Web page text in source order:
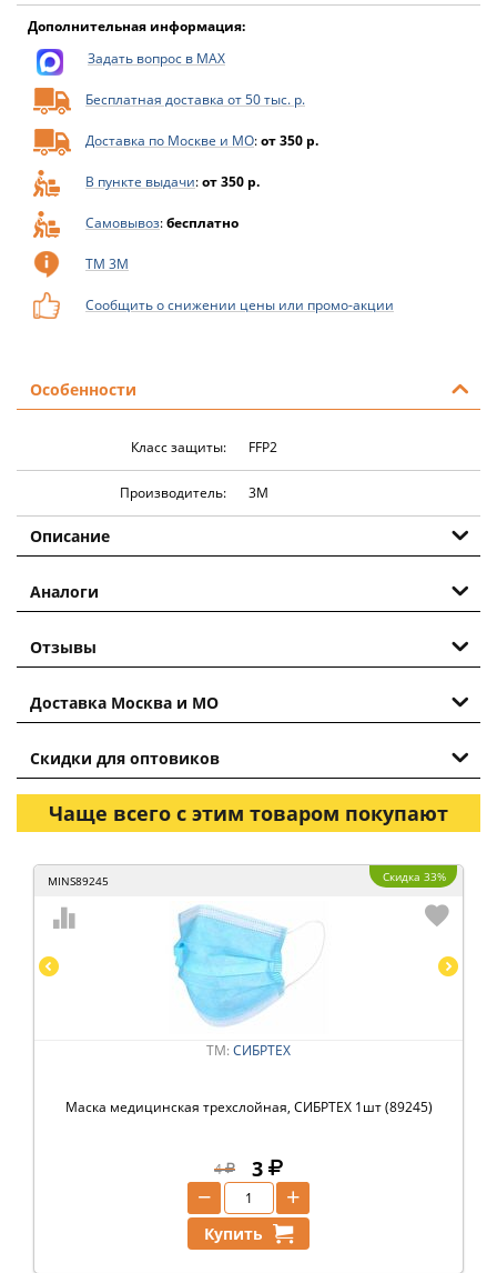
Дополнительная информация:
Задать вопрос в MAX
Бесплатная доставка от 50 тыс. р.
Доставка по Москве и МО:от 350 р.
В пункте выдачи:от 350 р.
Самовывоз:бесплатно
ТМ 3M
Сообщить о снижении цены или промо-акции
Особенности
Класс защиты: FFP2
Производитель: 3M
Описание
Аналоги
Отзывы
Доставка Москва и МО
Скидки для оптовиков
Чаще всего с этим товаром покупают
MINS89245 Скидка 33%
ТМ: СИБРТЕХ
Маска медицинская трехслойная, СИБРТЕХ 1шт (89245)
4 3
+
−
Купить